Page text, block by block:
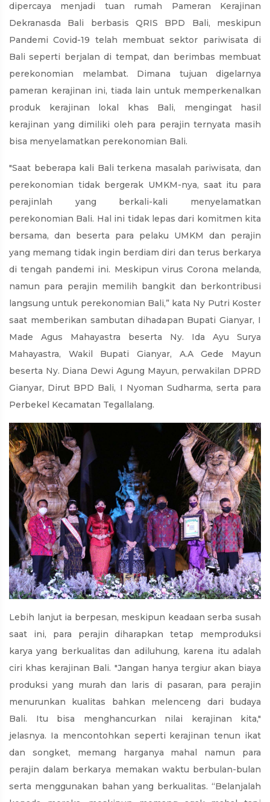
dipercaya menjadi tuan rumah Pameran Kerajinan
Dekranasda Bali berbasis QRIS BPD Bali, meskipun
Pandemi Covid-19 telah membuat sektor pariwisata di
Bali seperti berjalan di tempat, dan berimbas membuat
perekonomian melambat. Dimana tujuan digelarnya
pameran kerajinan ini, tiada lain untuk memperkenalkan
produk kerajinan lokal khas Bali, mengingat hasil
kerajinan yang dimiliki oleh para perajin ternyata masih
bisa menyelamatkan perekonomian Bali.
"Saat beberapa kali Bali terkena masalah pariwisata, dan
perekonomian tidak bergerak UMKM-nya, saat itu para
perajinlah yang berkali-kali menyelamatkan
perekonomian Bali. Hal ini tidak lepas dari komitmen kita
bersama, dan beserta para pelaku UMKM dan perajin
yang memang tidak ingin berdiam diri dan terus berkarya
di tengah pandemi ini. Meskipun virus Corona melanda,
namun para perajin memilih bangkit dan berkontribusi
langsung untuk perekonomian Bali,” kata Ny Putri Koster
saat memberikan sambutan dihadapan Bupati Gianyar, I
Made Agus Mahayastra beserta Ny. Ida Ayu Surya
Mahayastra, Wakil Bupati Gianyar, A.A Gede Mayun
beserta Ny. Diana Dewi Agung Mayun, perwakilan DPRD
Gianyar, Dirut BPD Bali, I Nyoman Sudharma, serta para
Perbekel Kecamatan Tegallalang.
Lebih lanjut ia berpesan, meskipun keadaan serba susah
saat ini, para perajin diharapkan tetap memproduksi
karya yang berkualitas dan adiluhung, karena itu adalah
ciri khas kerajinan Bali. "Jangan hanya tergiur akan biaya
produksi yang murah dan laris di pasaran, para perajin
menurunkan kualitas bahkan melenceng dari budaya
Bali. Itu bisa menghancurkan nilai kerajinan kita,"
jelasnya. Ia mencontohkan seperti kerajinan tenun ikat
dan songket, memang harganya mahal namun para
perajin dalam berkarya memakan waktu berbulan-bulan
serta menggunakan bahan yang berkualitas. “Belanjalah